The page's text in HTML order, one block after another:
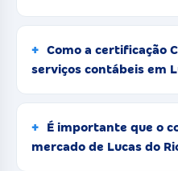
Como a certificação
serviços contábeis em
É importante que o
mercado de Lucas do